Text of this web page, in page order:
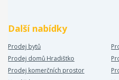
Další nabídky
Prodej bytů
Prodej domů Hradištko
Prodej komerčních prostor